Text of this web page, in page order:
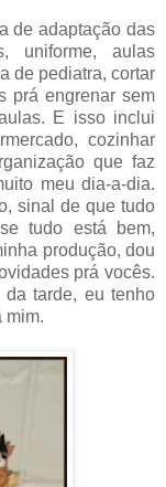
de adaptação das
uniforme, aulas
de pediatra, cortar
prá engrenar sem
E isso inclui
cozinhar
que faz
meu dia-a-dia.
sinal de que tudo
tudo está bem,
produção, dou
prá vocês.
tarde, eu tenho
mim.